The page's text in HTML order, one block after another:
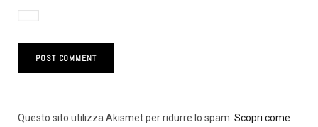
Questo sito utilizza Akismet per ridurre lo spam. Scopri come